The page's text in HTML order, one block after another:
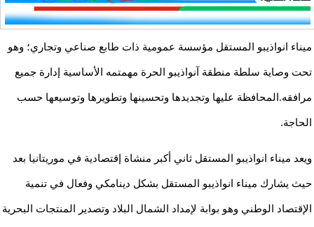
ميناء انواذيبو المستقل مؤسسة عمومية ذات طابع صناعي وتجاري؛ وهو
تحت وصاية سلطة منطقة آنواذيبو الحرة مهمتمه الأساسية إدارة جميع
مرافقه.المحافظة عليها وتجديدها وتحسينها وتطويرها وتوسيعها حسب
الحاجة.
ويعد ميناء انواذيبو المستقل ثاني أكبر منشاة إقتصادية في موريتانيا بعد
حيث يشارك ميناء انواذيبو المستقل بشكل دينامكي وفعال في تنمية
الإقتصاد الوطني وهو بوابة لإمداد الشمال البلاد وتصدير المنتجات البحرية